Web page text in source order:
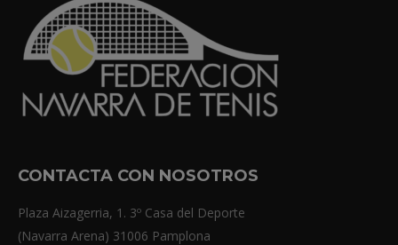
CONTACTA CON NOSOTROS
Plaza Aizagerria, 1. 3º Casa del Deporte
(Navarra Arena) 31006 Pamplona